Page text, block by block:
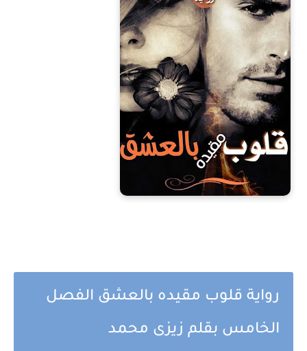
رواية قلوب مقيده بالعشق الفصل
الخامس بقلم زيزى محمد